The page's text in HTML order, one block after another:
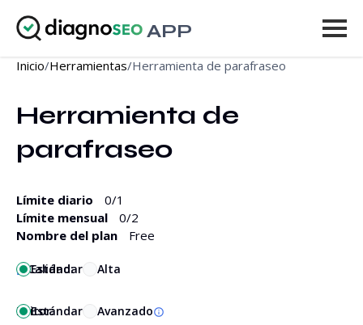
APP
Herramientas
Precios
Más
MEJORAR
Inicio/Herramientas/Herramienta de parafraseo
Herramienta de
parafraseo
Límite diario 0/1
Límite mensual
0/2
Nombre del plan
Free
Calidad:
Estándar Alta
Editor:
Estándar Avanzado